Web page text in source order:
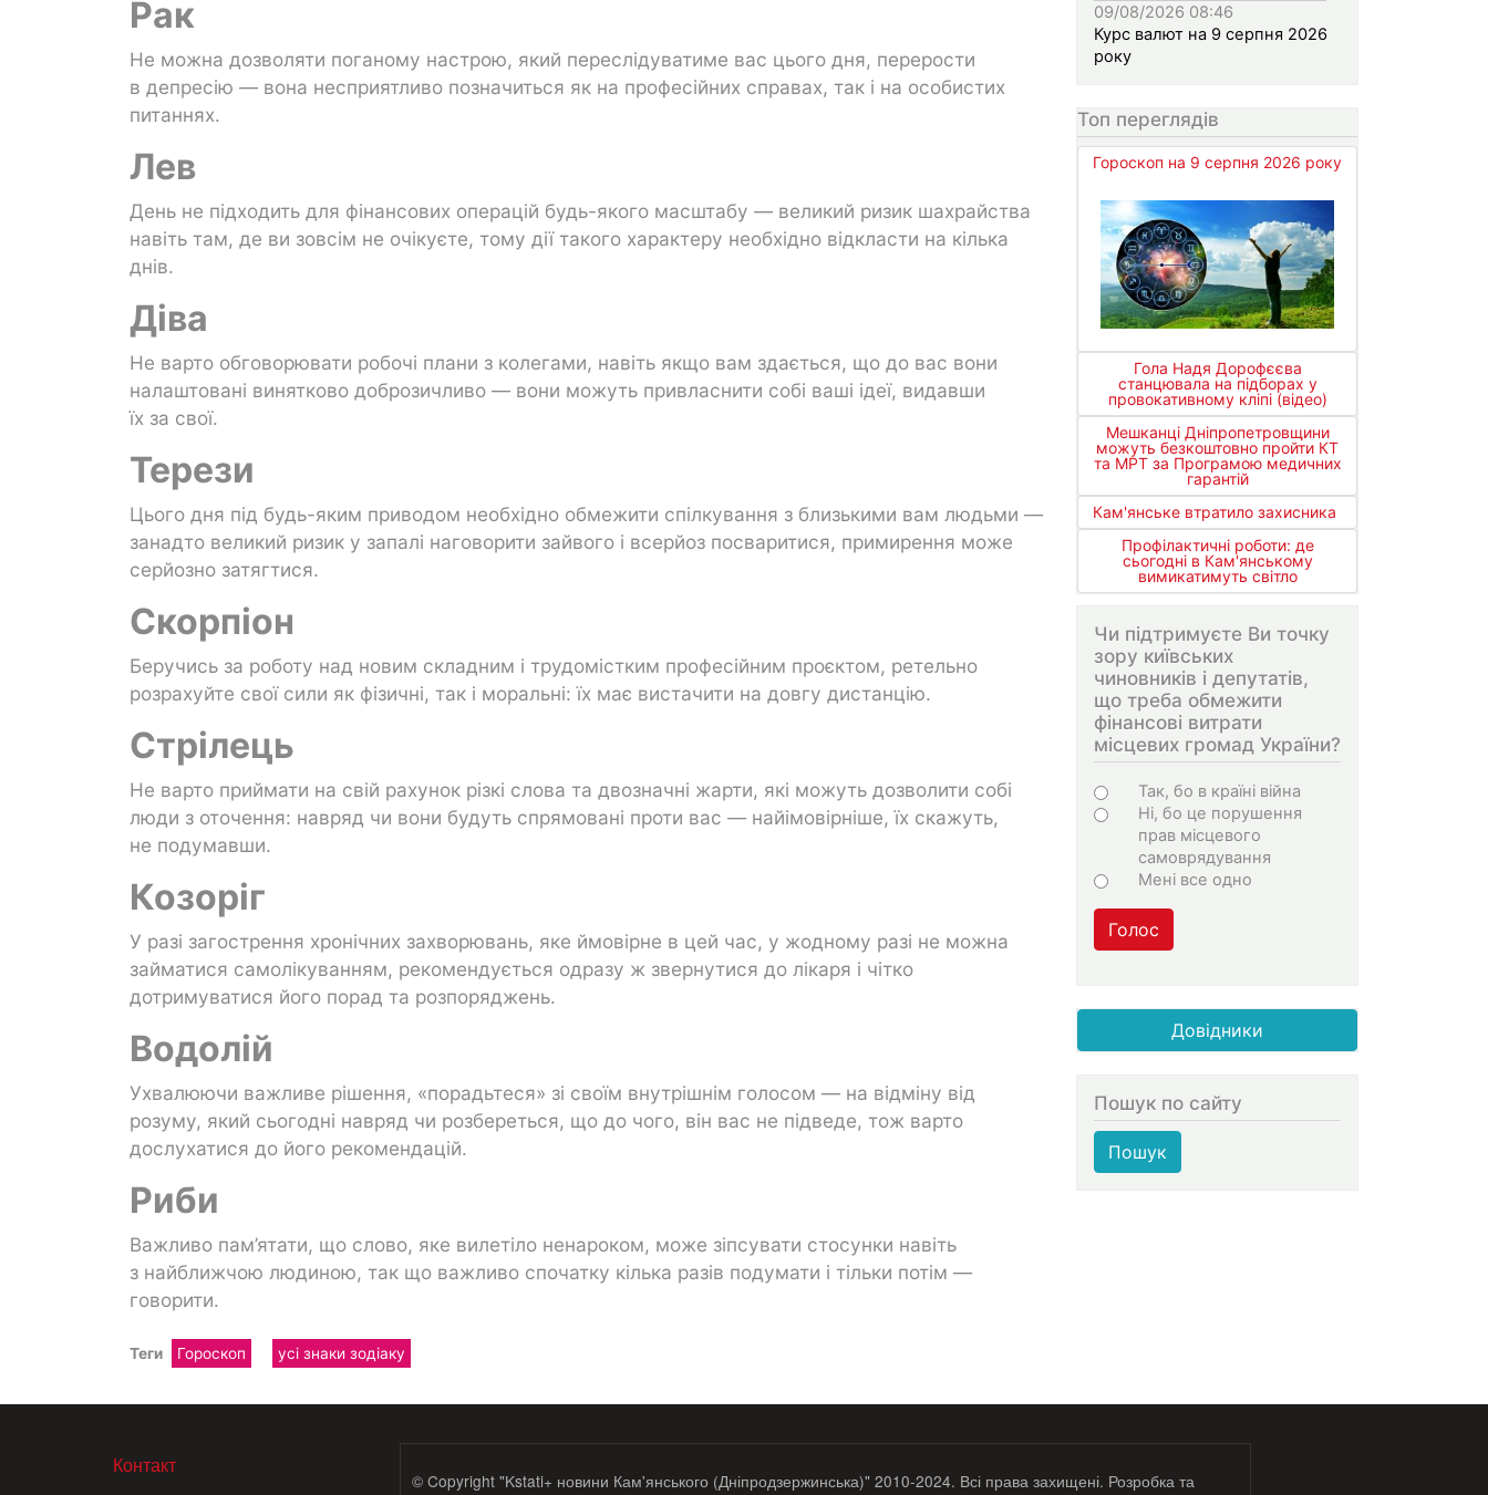
Рак
Не можна дозволяти поганому настрою, який переслідуватиме вас цього дня, перерости
в депресію — вона несприятливо позначиться як на професійних справах, так і на особистих
питаннях.
Лев
День не підходить для фінансових операцій будь-якого масштабу — великий ризик шахрайства
навіть там, де ви зовсім не очікуєте, тому дії такого характеру необхідно відкласти на кілька
днів.
Діва
Не варто обговорювати робочі плани з колегами, навіть якщо вам здається, що до вас вони
налаштовані винятково доброзичливо — вони можуть привласнити собі ваші ідеї, видавши
їх за свої.
Терези
Цього дня під будь-яким приводом необхідно обмежити спілкування з близькими вам людьми —
занадто великий ризик у запалі наговорити зайвого і всерйоз посваритися, примирення може
серйозно затягтися.
Скорпіон
Беручись за роботу над новим складним і трудомістким професійним проєктом, ретельно
розрахуйте свої сили як фізичні, так і моральні: їх має вистачити на довгу дистанцію.
Стрілець
Не варто приймати на свій рахунок різкі слова та двозначні жарти, які можуть дозволити собі
люди з оточення: навряд чи вони будуть спрямовані проти вас — найімовірніше, їх скажуть,
не подумавши.
Козоріг
У разі загострення хронічних захворювань, яке ймовірне в цей час, у жодному разі не можна
займатися самолікуванням, рекомендується одразу ж звернутися до лікаря і чітко
дотримуватися його порад та розпоряджень.
Водолій
Ухвалюючи важливе рішення, «порадьтеся» зі своїм внутрішнім голосом — на відміну від
розуму, який сьогодні навряд чи розбереться, що до чого, він вас не підведе, тож варто
дослухатися до його рекомендацій.
Риби
Важливо пам’ятати, що слово, яке вилетіло ненароком, може зіпсувати стосунки навіть
з найближчою людиною, так що важливо спочатку кілька разів подумати і тільки потім —
говорити.
Теги Гороскоп усі знаки зодіаку
09/08/2026 08:46
Курс валют на 9 серпня 2026
року
Топ переглядів
Гороскоп на 9 серпня 2026 року
Гола Надя Дорофєєва
станцювала на підборах у
провокативному кліпі (відео)
Мешканці Дніпропетровщини
можуть безкоштовно пройти КТ
та МРТ за Програмою медичних
гарантій
Кам'янське втратило захисника
Профілактичні роботи: де
сьогодні в Кам'янському
вимикатимуть світло
Чи підтримуєте Ви точку
зору київських
чиновників і депутатів,
що треба обмежити
фінансові витрати
місцевих громад України?
Варіанти
Так, бо в країні війна
Ні, бо це порушення
прав місцевого
самоврядування
Мені все одно
Голос
Довідники
Пошук по сайту
Пошук
МЕНЮ В ПОДВАЛЕ
Контакт
© Copyright "Kstati+ новини Кам'янського (Дніпродзержинська)" 2010-2024. Всі права захищені. Розробка та